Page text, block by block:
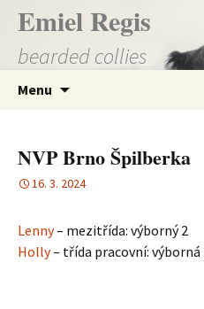
Přejít
obsahu
Emiel Regis
bearded collies
Menu
NVP Brno Špilberka
16. 3. 2024
Lenny– mezitřída: výborný 2
Holly– třída pracovní: výborná